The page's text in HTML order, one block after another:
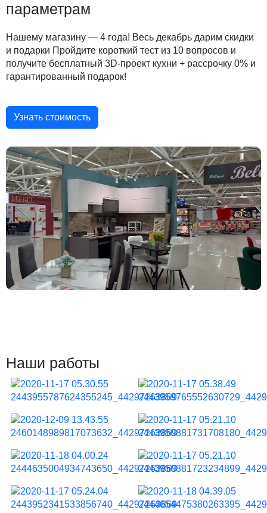
параметрам
Нашему магазину — 4 года! Весь декабрь дарим скидки
и подарки Пройдите короткий тест из 10 вопросов и
получите бесплатный 3D-проект кухни + рассрочку 0% и
гарантированный подарок!
Узнать стоимость
Наши работы